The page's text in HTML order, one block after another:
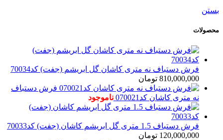
بستن
محصولات
فرش دستباف نه متری کاشان گل ابریشم (جفت) کد70034
810,000,000 تومان
فرش دستباف
نه متری کاشان کد070021
ناموجود
فرش دستباف 1.5 متری گل ابریشم کاشان (جفت) کد70033
120,000,000 تومان